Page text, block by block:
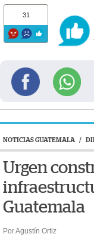
31
NOTICIAS GUATEMALA /
Urgen
Guatemala
Por Agustín Ortiz